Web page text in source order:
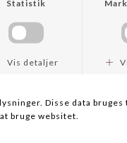
til enhver lejlighed
skuldersømme
bukserne
i en Fair Trade